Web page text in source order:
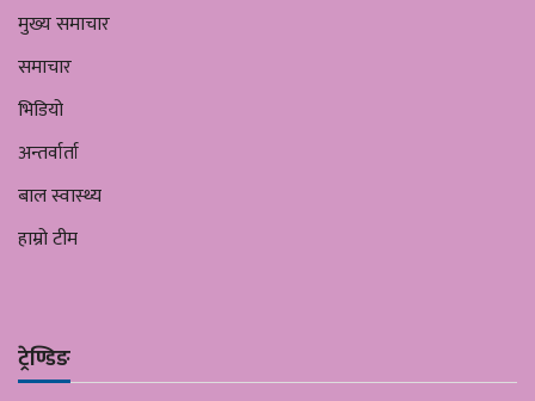
मुख्य समाचार
समाचार
भिडियो
अन्तर्वार्ता
बाल स्वास्थ्य
हाम्रो टीम
ट्रेण्डिङ